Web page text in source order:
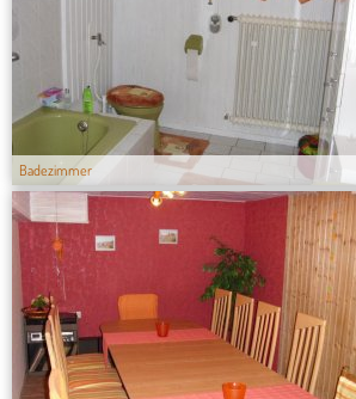
Badezimmer